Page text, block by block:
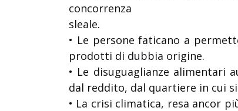
concorrenza
sleale.
• Le persone faticano a
prodotti di dubbia origine.
• Le disuguaglianze alimentari
dal reddito, dal quartiere in cui
• La crisi climatica, resa ancor